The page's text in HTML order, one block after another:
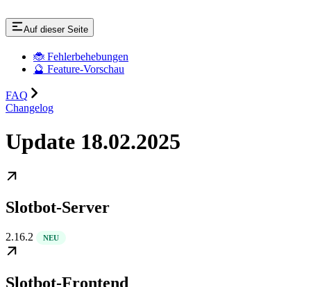
Auf dieser Seite
🐞 Fehlerbehebungen
🔮 Feature-Vorschau
FAQ
Changelog
Update 18.02.2025
Slotbot-Server
2.16.2 NEU
Slotbot-Frontend